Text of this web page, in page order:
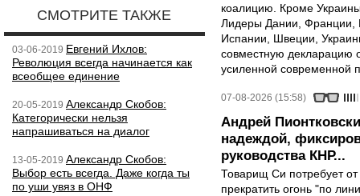
СМОТРИТЕ ТАКЖЕ
03-06-2019 Евгений Ихлов:
Революция всегда начинается как
всеобщее единение
20-05-2019 Александр Скобов:
Категорически нельзя
напрашиваться на диалог
13-05-2019 Александр Скобов:
Выбор есть всегда. Даже когда ты
по уши увяз в ОНФ
коалицию. Кроме
Лидеры Дании, Франции,
Испании, Швеции,
совместную декларацию
усиленной современной
07-08-2026 (15:58)
Андрей
надеждой,
руководства КНР...
Товарищ Си потребует
прекратить огонь "по